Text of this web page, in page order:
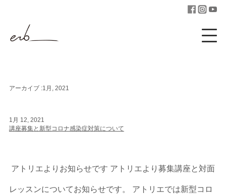
アーカイブ :1月, 2021
1月 12, 2021
講座募集と新型コロナ感染症対策について
アトリエよりお知らせです アトリエより募集講座と対面
レッスンについてお知らせです。 アトリエでは新型コロ